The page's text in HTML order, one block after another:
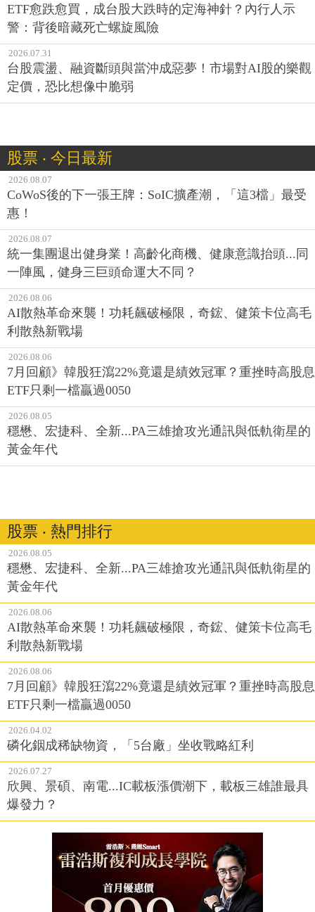
ETF愈跌愈買，成台股大跌時的定海神針？內行人示
警：背後暗藏死亡螺旋風險
2026.07.31
台股震盪、融資斷頭與當沖成惡夢！市場對AI股的樂觀
定價，恐比想像中脆弱
股票 ‧ 今日最新
2026.08.07
CoWoS後的下一張王牌：SoIC擴產潮，「這3檔」最受
惠！
2026.08.07
統一集團退出健身業！高齡化商機、健康意識抬頭...同
一陣風，健身三巨頭命運大不同？
2026.08.06
AI散熱革命來襲！功耗飆破極限，奇鋐、健策卡位高毛
利散熱新戰場
2026.08.06
7月回顧》韓股狂瀉22%竟還是績效冠軍？重挫時高股息
ETF只剩一檔贏過0050
2026.08.05
穩懋、宏捷科、全新...PA三雄搶攻光通訊與低軌衛星的
黃金年代
股票 ‧ 熱門排行
2026.08.05
穩懋、宏捷科、全新...PA三雄搶攻光通訊與低軌衛星的
黃金年代
2026.08.06
AI散熱革命來襲！功耗飆破極限，奇鋐、健策卡位高毛
利散熱新戰場
2026.08.06
7月回顧》韓股狂瀉22%竟還是績效冠軍？重挫時高股息
ETF只剩一檔贏過0050
2026.04.02
磷化銦成稀缺物資，「5台廠」坐收戰略紅利
2026.07.27
欣興、景碩、南電...IC載板漲價潮下，載板三雄誰最具
爆發力？